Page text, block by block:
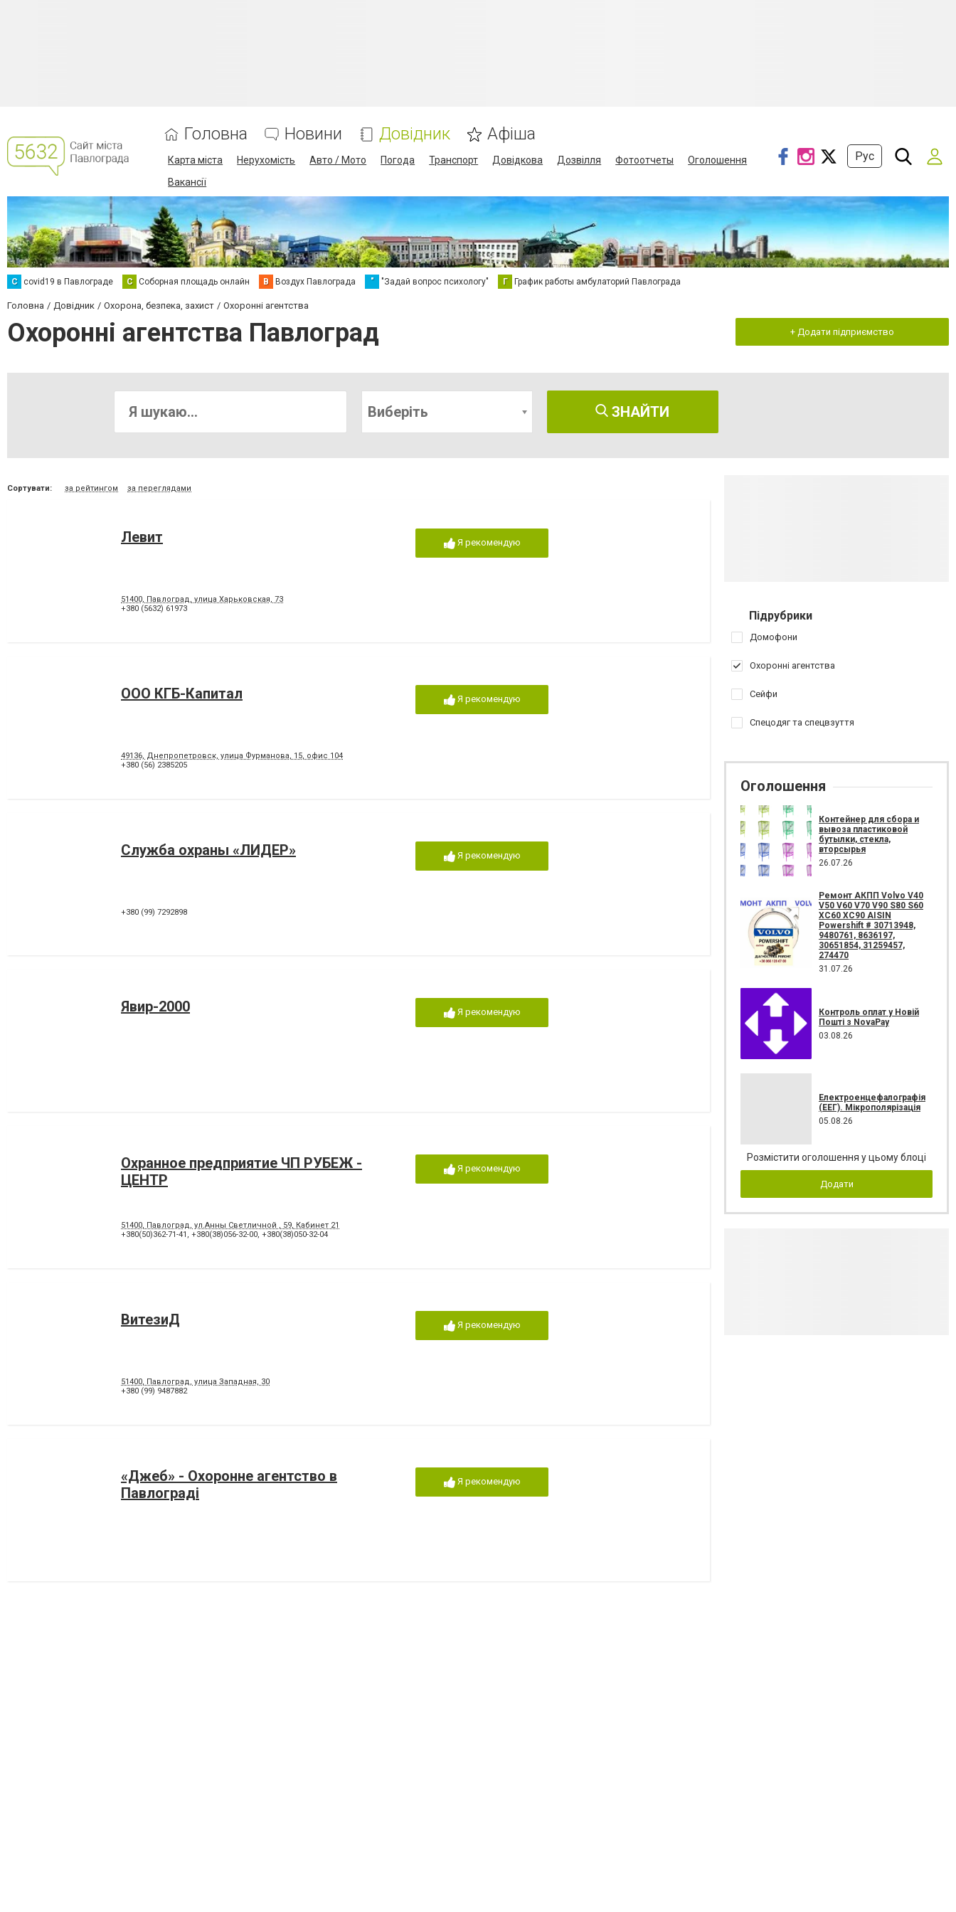
Головна Новини Довідник Афіша
Карта міста Нерухомість Авто / Мото Погода Транспорт Довідкова Дозвілля Фотоотчеты
Оголошення
Вакансії
Рус
C covid19 в Павлограде С Соборная площадь онлайн В Воздух Павлограда " "Задай вопрос психологу" Г График работы амбулаторий Павлограда
Головна Довідник Охорона, безпека, захист Охоронні агентства
Охоронні агентства Павлоград + Додати підприємство
Виберіть ЗНАЙТИ
Сортувати: за рейтингом за переглядами
Левит
51400, Павлоград, улица Харьковская, 73
+380 (5632) 61973
Я рекомендую
ООО КГБ-Капитал
49136, Днепропетровск, улица Фурманова, 15, офис 104
+380 (56) 2385205
Я рекомендую
Служба охраны «ЛИДЕР»
+380 (99) 7292898
Я рекомендую
Явир-2000 Я рекомендую
Охранное предприятие ЧП РУБЕЖ -
ЦЕНТР
51400, Павлоград, ул.Анны Светличной , 59, Кабинет 21
+380(50)362-71-41 , +380(38)056-32-00, +380(38)050-32-04
Я рекомендую
ВитезиД
51400, Павлоград, улица Западная, 30
+380 (99) 9487882
Я рекомендую
«Джеб» - Охоронне агентство в
Павлограді
Я рекомендую
Підрубрики
Домофони
Охоронні агентства
Сейфи
Спецодяг та спецвзуття
Оголошення
Контейнер для сбора и
вывоза пластиковой
бутылки, стекла,
вторсырья
26.07.26
Ремонт АКПП Volvo V40
V50 V60 V70 V90 S80 S60
XC60 XC90 AISIN
Powershift # 30713948,
9480761, 8636197,
30651854, 31259457,
274470
31.07.26
Контроль оплат у Новій
Пошті з NovaPay
03.08.26
Електроенцефалографія
(ЕЕГ). Мікрополярізація
05.08.26
Розмістити оголошення у цьому блоці
Додати